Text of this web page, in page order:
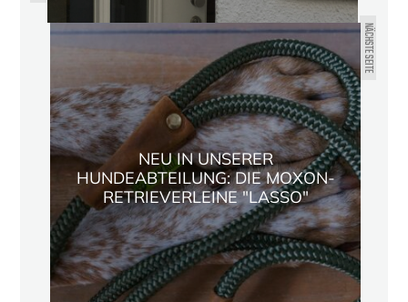
NÄCHSTE SEITE
NEU IN UNSERER
HUNDEABTEILUNG: DIE MOXON-
RETRIEVERLEINE "LASSO"